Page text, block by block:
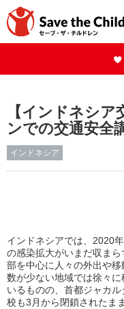
【インドネシア
ンでの交通安全
インドネシア
インドネシアでは、2020
の感染拡大がいまだ収ま
部を中心に人々の外出や
数が少ない地域では徐々
いるものの、首都ジャカ
校も3月から閉鎖されたま